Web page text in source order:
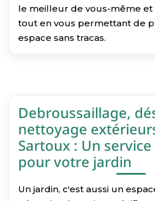
le meilleur de vous-même et
tout en vous permettant de
espace sans tracas.
Debroussaillage,
nettoyage
Sartoux : Un
pour votre jardin
Un jardin, c'est aussi un